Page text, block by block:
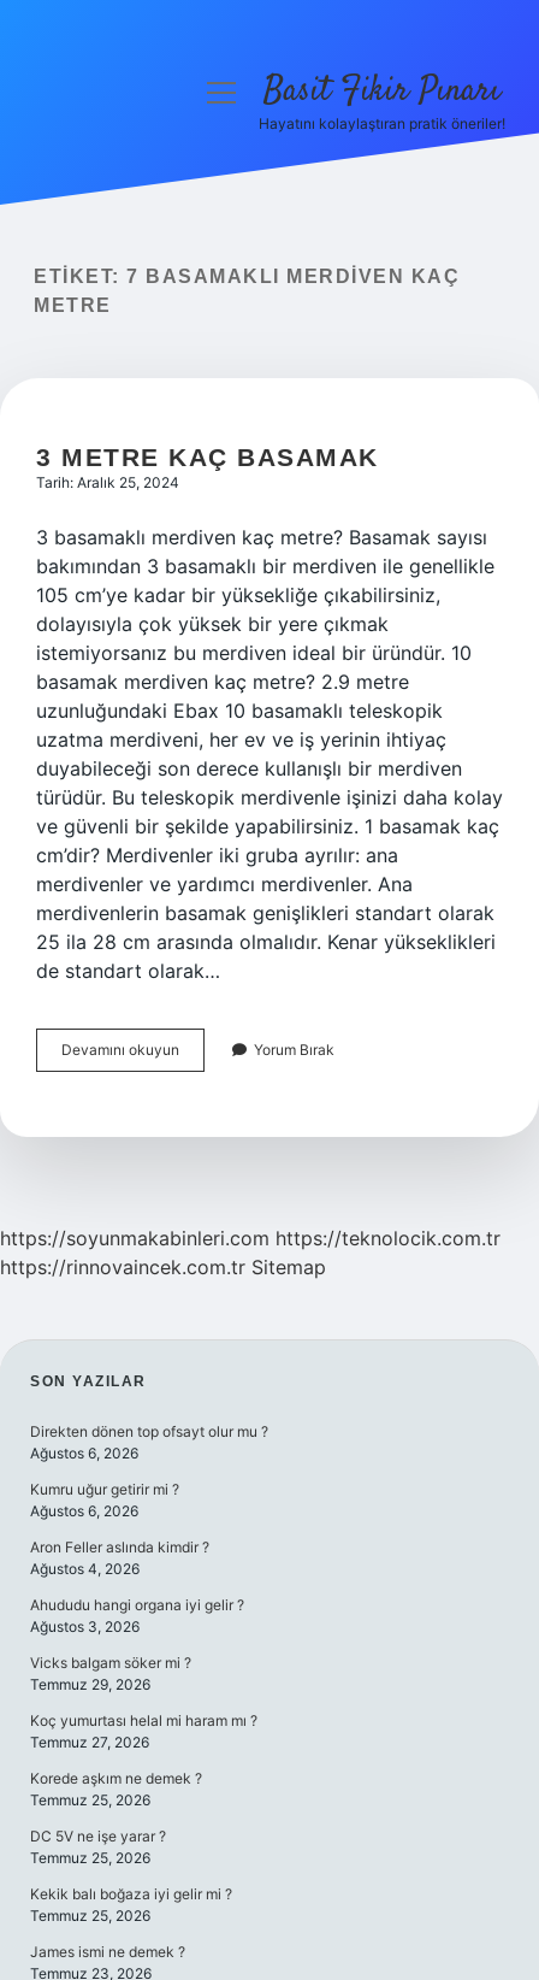
Yasal Uyarı
menüyüBasit Fikir Pınarı
Hayatını kolaylaştıran pratik öneriler!
ETIKET: 7 BASAMAKLI MERDIVEN KAÇ
METRE
3 METRE KAÇ BASAMAK
Tarih: Aralık 25, 2024
3 basamaklı merdiven kaç metre? Basamak sayısı
bakımından 3 basamaklı bir merdiven ile genellikle
105 cm’ye kadar bir yüksekliğe çıkabilirsiniz,
dolayısıyla çok yüksek bir yere çıkmak
istemiyorsanız bu merdiven ideal bir üründür. 10
basamak merdiven kaç metre? 2.9 metre
uzunluğundaki Ebax 10 basamaklı teleskopik
uzatma merdiveni, her ev ve iş yerinin ihtiyaç
duyabileceği son derece kullanışlı bir merdiven
türüdür. Bu teleskopik merdivenle işinizi daha kolay
ve güvenli bir şekilde yapabilirsiniz. 1 basamak kaç
cm’dir? Merdivenler iki gruba ayrılır: ana
merdivenler ve yardımcı merdivenler. Ana
merdivenlerin basamak genişlikleri standart olarak
25 ila 28 cm arasında olmalıdır. Kenar yükseklikleri
de standart olarak…
Devamını okuyun
Metre
Yorum Bırak
https://soyunmakabinleri.com https://teknolocik.com.tr
https://rinnovaincek.com.tr Sitemap
SIDEBAR
SON YAZILAR
Direkten dönen top ofsayt olur mu ?
Ağustos 6, 2026
Kumru uğur getirir mi ?
Ağustos 6, 2026
Aron Feller aslında kimdir ?
Ağustos 4, 2026
Ahududu hangi organa iyi gelir ?
Ağustos 3, 2026
Vicks balgam söker mi ?
Temmuz 29, 2026
Koç yumurtası helal mi haram mı ?
Temmuz 27, 2026
Korede aşkım ne demek ?
Temmuz 25, 2026
DC 5V ne işe yarar ?
Temmuz 25, 2026
Kekik balı boğaza iyi gelir mi ?
Temmuz 25, 2026
James ismi ne demek ?
Temmuz 23, 2026